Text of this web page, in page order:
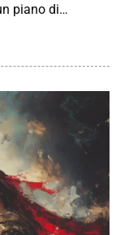
piano di…